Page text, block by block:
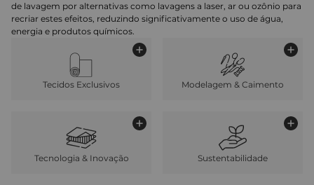
de lavagem por alternativas como lavagens a laser, ar ou ozônio para
recriar estes efeitos, reduzindo significativamente o uso de água,
energia e produtos químicos.
Tecidos Exclusivos Modelagem & Caimento
Tecnologia & Inovação Sustentabilidade